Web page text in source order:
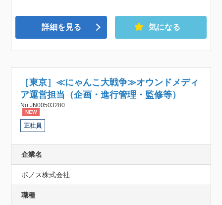
詳細を見る 気になる
［東京］≪にゃんこ大戦争≫オウンドメディ
ア運営担当（企画・進行管理・監修等）
No.JN00503280
NEW
正社員
企業名
ポノス株式会社
職種